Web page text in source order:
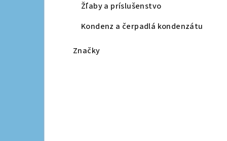
Žľaby a príslušenstvo
Kondenz a čerpadlá kondenzátu
Značky